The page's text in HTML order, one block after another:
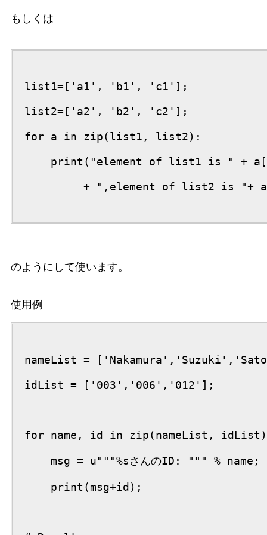
もしくは
list1=['a1', 'b1', 'c1'];
list2=['a2', 'b2', 'c2'];
for a in zip(list1, list2):
print("element of list1 is " +
+ ",element of list2 is "+
のようにして使います。
使用例
nameList =
idList = ['003','006','012'];
for name, id in zip(nameList,
    msg = u"""%sさんのID: """ % name;
    print(msg+id);